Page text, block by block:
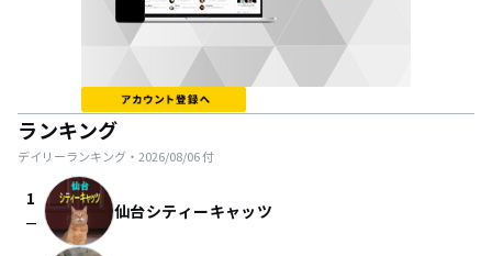
ランキング
デイリーランキング・ 2026/08/06付
1
check_indeterminate_small 仙台シティーキャッツ